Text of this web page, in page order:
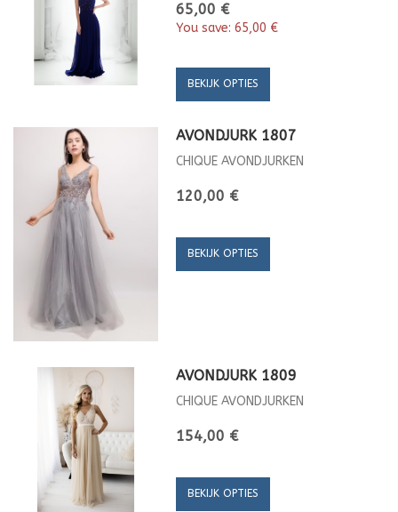
65,00 €
You save: 65,00 €
BEKIJK OPTIES
AVONDJURK 1807
CHIQUE AVONDJURKEN
120,00 €
BEKIJK OPTIES
AVONDJURK 1809
CHIQUE AVONDJURKEN
154,00 €
BEKIJK OPTIES